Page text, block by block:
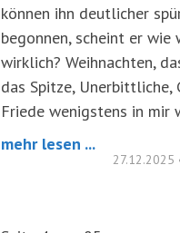
können ihn deutlicher
begonnen, scheint er wie
wirklich? Weihnachten,
das Spitze, Unerbittliche,
Friede wenigstens in mir
mehr lesen ...
27.12.2025